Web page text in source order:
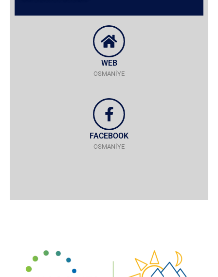
WEB
OSMANİYE
FACEBOOK
OSMANİYE